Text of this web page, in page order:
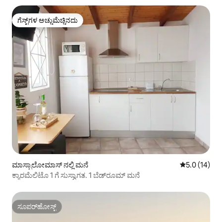
ಗೆಸ್ಟ್‌ಗಳ ಅಚ್ಚುಮೆಚ್ಚಿನದು
ಗೆಸ್ಟ್‌ಗಳ ಅಚ್ಚುಮೆಚ್ಚಿನದು
ಮಾಸ್ಪಾಲೋಮಾಸ್ ನಲ್ಲಿ ಮನೆ 5 ರಲ್ಲಿ 5.0
5.0 (14)
ಕ್ಯಾರಮೆಲಿಟೊ 1 ಗೆ ಸುಸ್ವಾಗತ. 1 ಬೆಡ್‌ರೂಮ್ ಮನೆ
ಸೂಪರ್‌ಹೋಸ್ಟ್
ಸೂಪರ್‌ಹೋಸ್ಟ್